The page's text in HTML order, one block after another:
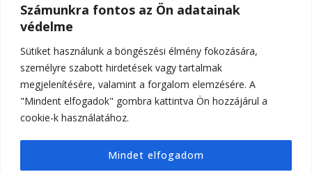
Számunkra fontos az Ön adatainak
védelme
Sütiket használunk a böngészési élmény fokozására,
személyre szabott hirdetések vagy tartalmak
megjelenítésére, valamint a forgalom elemzésére. A
"Mindent elfogadok" gombra kattintva Ön hozzájárul a
cookie-k használatához.
Mindet elfogadom
Sport
Tudomány
© Szerzői jog 2026ELTE Online
fenntartva.Hello Fashion | FejlesztetteBlossom